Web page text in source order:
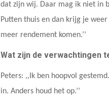
dat zijn wij. Daar mag ik niet in
Putten thuis en dan krijg je
meer rendement komen.’’
Wat zijn de verwachtingen
Peters: ,,Ik ben hoopvol
in. Anders houd het op.’’